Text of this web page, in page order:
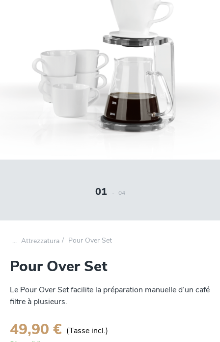
01 - 04
Attrezzatura Pour Over Set
Pour Over Set
Le Pour Over Set facilite la préparation manuelle d’un café
filtre à plusieurs.
49,90 € (Tasse incl.)